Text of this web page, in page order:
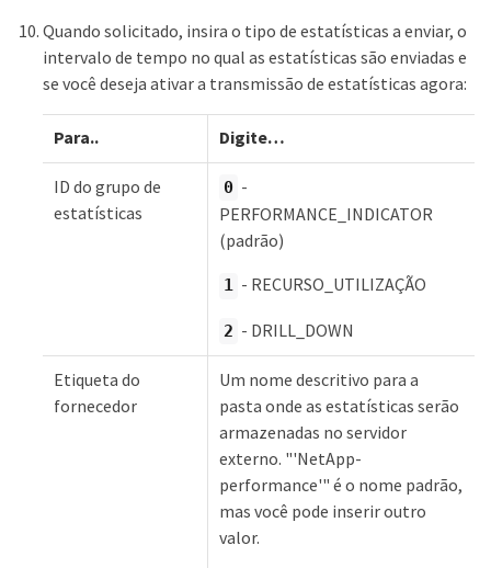
Quando solicitado, insira o tipo de estatísticas a enviar, o
intervalo de tempo no qual as estatísticas são enviadas e
se você deseja ativar a transmissão de estatísticas agora:
Para.. Digite…​
ID do grupo de
estatísticas
0 -
PERFORMANCE_INDICATOR
(padrão)
1 - RECURSO_UTILIZAÇÃO
2 - DRILL_DOWN
Etiqueta do
fornecedor
Um nome descritivo para a
pasta onde as estatísticas serão
armazenadas no servidor
externo. "'NetApp-
performance'" é o nome padrão,
mas você pode inserir outro
valor.